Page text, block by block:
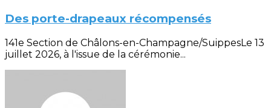
Des porte-drapeaux récompensés
141e Section de Châlons-en-Champagne/SuippesLe 13
juillet 2026, à l'issue de la cérémonie...